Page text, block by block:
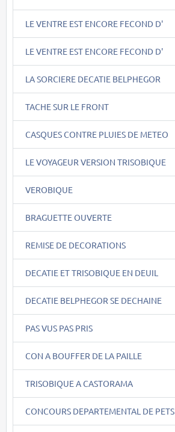
LE VENTRE EST ENCORE FECOND D'
LE VENTRE EST ENCORE FECOND D'
LA SORCIERE DECATIE BELPHEGOR
TACHE SUR LE FRONT
CASQUES CONTRE PLUIES DE METEO
LE VOYAGEUR VERSION TRISOBIQUE
VEROBIQUE
BRAGUETTE OUVERTE
REMISE DE DECORATIONS
DECATIE ET TRISOBIQUE EN DEUIL
DECATIE BELPHEGOR SE DECHAINE
PAS VUS PAS PRIS
CON A BOUFFER DE LA PAILLE
TRISOBIQUE A CASTORAMA
CONCOURS DEPARTEMENTAL DE PETS